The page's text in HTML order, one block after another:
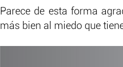
Parece de esta forma
más bien al miedo que